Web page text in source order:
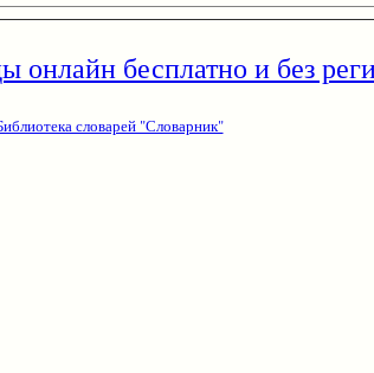
онлайн бесплатно и без
словарей "Словарник"